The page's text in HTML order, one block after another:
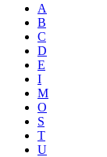
A
B
C
D
E
I
M
O
S
T
U